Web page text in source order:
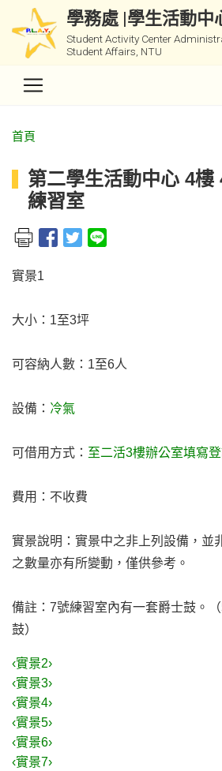
學務處 |學生活動中
Student Activity Center
Student Affairs, NTU
首頁
第二學生活動中心 4樓
練習室
實景1
大小：1至3坪
可容納人數：1至6人
設備： 冷氣
可借用方式： 至二活3樓辦公室填寫
費用：不收費
實景說明：實景中之非上列設備，並
之數量亦有所變動，僅供參考。
備註：7號練習室內有一套爵士鼓。
鼓）
‹實景2›
‹實景3›
‹實景4›
‹實景5›
‹實景6›
‹實景7›